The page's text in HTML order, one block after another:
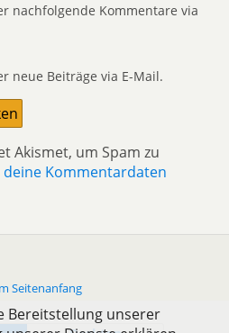
nachfolgende Kommentare via
neue Beiträge via E-Mail.
Akismet, um Spam zu
deine Kommentardaten
Seitenanfang
Bereitstellung unserer